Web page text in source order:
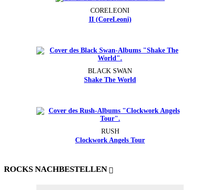
CORELEONI
II (CoreLeoni)
BLACK SWAN
Shake The World
RUSH
Clockwork Angels Tour
ROCKS NACHBESTELLEN